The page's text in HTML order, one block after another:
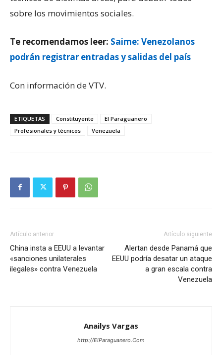
sobre los movimientos sociales.
Te recomendamos leer: Saime: Venezolanos
podrán registrar entradas y salidas del país
Con información de VTV.
ETIQUETAS Constituyente
El Paraguanero
Profesionales y técnicos
Venezuela
Artículo anterior
China insta a EEUU a levantar
«sanciones unilaterales
ilegales» contra Venezuela
Artículo siguiente
Alertan desde Panamá que
EEUU podría desatar un ataque
a gran escala contra
Venezuela
Anailys Vargas
http://ElParaguanero.Com